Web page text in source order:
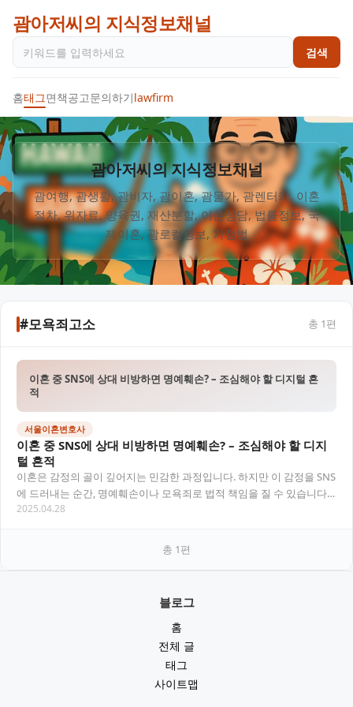
괌아저씨의 지식정보채널
검색
홈태그면책공고문의하기lawfirm
괌아저씨의 지식정보채널
괌여행, 괌생활, 괌비자, 괌이혼, 괌물가, 괌렌터카, 이혼
절차, 위자료, 양육권, 재산분할, 이혼상담, 법률정보, 국
제이혼, 괌로컬정보, 가정법
#모욕죄고소 총 1편
이혼 중 SNS에 상대 비방하면 명예훼손? – 조심해야 할 디지털 흔
적
서울이혼변호사
이혼 중 SNS에 상대 비방하면 명예훼손? – 조심해야 할 디지
털 흔적
이혼은 감정의 골이 깊어지는 민감한 과정입니다. 하지만 이 감정을 SNS
에 드러내는 순간, 명예훼손이나 모욕죄로 법적 책임을 질 수 있습니다.
오늘은 이혼 중 SNS 게시물이나 단…
2025.04.28
총 1편
블로그
홈
전체 글
태그
사이트맵